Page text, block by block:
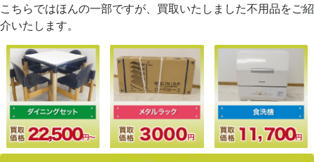
こちらではほんの一部ですが、買取いたしました不用品をご紹
介いたします。